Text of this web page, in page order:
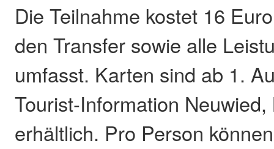
Die Teilnahme kostet 16
den Transfer sowie alle
umfasst. Karten sind ab 1.
Tourist-Information
erhältlich. Pro Person